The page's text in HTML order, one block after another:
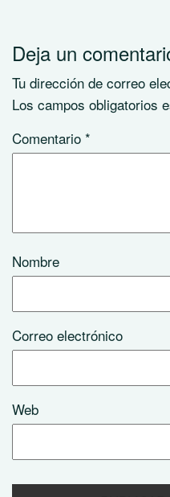
Deja un
Tu dirección de correo
Los campos obligatorios
Comentario *
Nombre
Correo electrónico
Web